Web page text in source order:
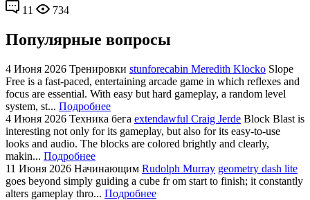
11
734
Популярные вопросы
4 Июня 2026 Тренировки stunforecabin Meredith Klocko Slope
Free is a fast-paced, entertaining arcade game in which reflexes and
focus are essential. With easy but hard gameplay, a random level
system, st... Подробнее
4 Июня 2026 Техника бега extendawful Craig Jerde Block Blast is
interesting not only for its gameplay, but also for its easy-to-use
looks and audio. The blocks are colored brightly and clearly,
makin... Подробнее
11 Июня 2026 Начинающим Rudolph Murray geometry dash lite
goes beyond simply guiding a cube fr om start to finish; it constantly
alters gameplay thro... Подробнее